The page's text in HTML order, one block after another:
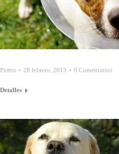
Perros 28 febrero, 2013 0 Comentarios
Detalles